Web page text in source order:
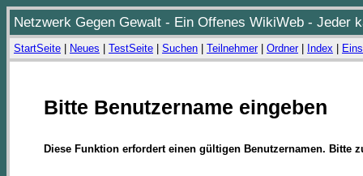
Netzwerk Gegen Gewalt - Ein Offenes WikiWeb - Jeder
StartSeite Neues TestSeite Suchen Teilnehmer| Ordner| Index
Bitte Benutzername eingeben
Diese Funktion erfordert einen gültigen Benutzernamen. Bitte